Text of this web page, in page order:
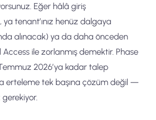
Eğer hâlâ giriş
ya tenant’ınız henüz dalgaya
alınacak) ya da daha önceden
ile zorlanmış demektir. Phase
2026’ya kadar talep
erteleme tek başına çözüm değil —